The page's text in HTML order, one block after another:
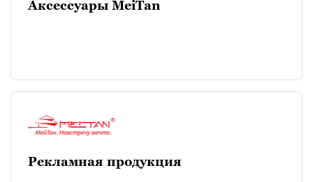
Аксессуары MeiTan
Рекламная продукция